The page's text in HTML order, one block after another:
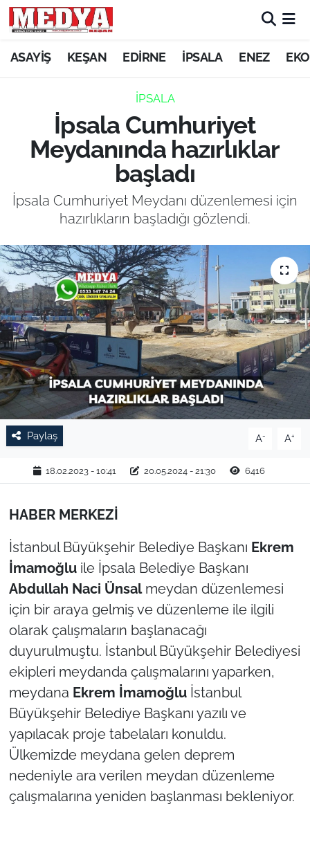
ASAYİŞ KEŞAN EDİRNE İPSALA ENEZ
İPSALA
İpsala Cumhuriyet
Meydanında hazırlıklar
başladı
İpsala Cumhuriyet Meydanı düzenlemesi için
hazırlıkların başladığı gözlendi.
Paylaş A- A+
18.02.2023 - 10:41 20.05.2024 - 21:30 6416
HABER MERKEZİ
İstanbul Büyükşehir Belediye Başkanı Ekrem
İmamoğluile İpsala Belediye Başkanı
Abdullah Naci Ünsalmeydan düzenlemesi
için bir araya gelmiş ve düzenleme ile ilgili
olarak çalışmaların başlanacağı
duyurulmuştu. İstanbul Büyükşehir Belediyesi
ekipleri meydanda çalışmalarını yaparken,
meydana Ekrem İmamoğluİstanbul
Büyükşehir Belediye Başkanı yazılı ve
yapılacak proje tabelaları konuldu.
Ülkemizde meydana gelen deprem
nedeniyle ara verilen meydan düzenleme
çalışmalarına yeniden başlanması bekleniyor.
KEŞAN
ASAYİŞ
SİYASET
GÜNDEM
SAĞLIK
EĞİTİM
TARIM VE HAYVANCILIK
KÜLTÜR SANAT
RESMİ İLAN
SPOR
YAŞAM
EDİRNE
TEKİRDAĞ
KIRKLARELİ
ÇANAKKALE
TÜRKİYE
Bölge
Güvenlik
Genel
Politika